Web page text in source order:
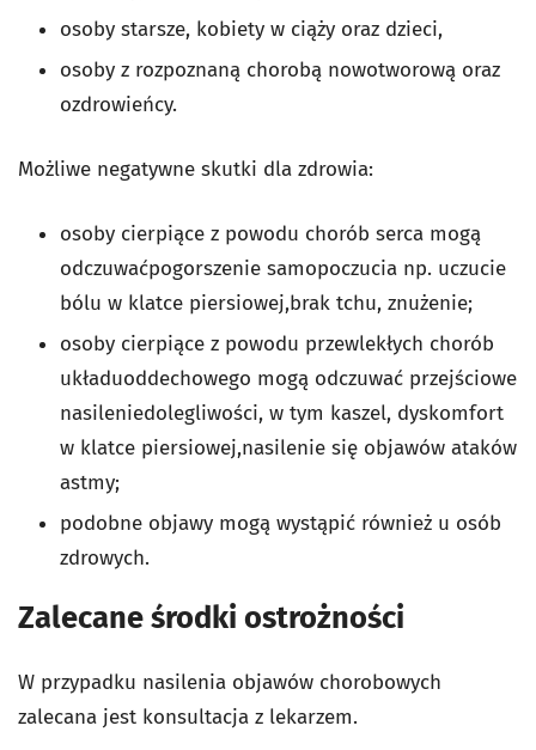
osoby starsze, kobiety w ciąży oraz dzieci,
osoby z rozpoznaną chorobą nowotworową oraz
ozdrowieńcy.
Możliwe negatywne skutki dla zdrowia:
osoby cierpiące z powodu chorób serca mogą
odczuwaćpogorszenie samopoczucia np. uczucie
bólu w klatce piersiowej,brak tchu, znużenie;
osoby cierpiące z powodu przewlekłych chorób
układuoddechowego mogą odczuwać przejściowe
nasileniedolegliwości, w tym kaszel, dyskomfort
w klatce piersiowej,nasilenie się objawów ataków
astmy;
podobne objawy mogą wystąpić również u osób
zdrowych.
Zalecane środki ostrożności
W przypadku nasilenia objawów chorobowych
zalecana jest konsultacja z lekarzem.